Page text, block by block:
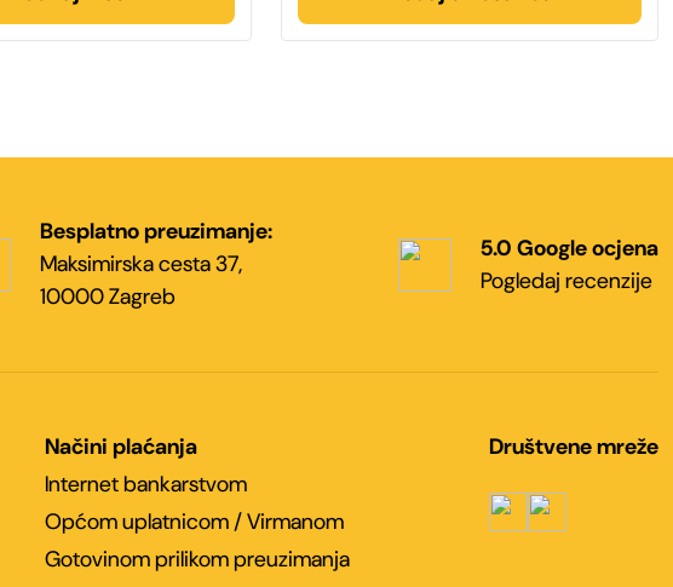
Besplatno preuzimanje:
Maksimirska cesta 37,
10000 Zagreb
5.0 Google ocjena
Pogledaj recenzije
Načini plaćanja
Internet bankarstvom
Općom uplatnicom / Virmanom
Gotovinom prilikom preuzimanja
Društvene mreže